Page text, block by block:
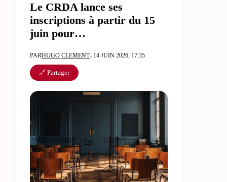
Le CRDA lance ses
inscriptions à partir du 15
juin pour…
PARHUGO CLEMENT- 14 JUIN 2026, 17:35
🔗 Partager